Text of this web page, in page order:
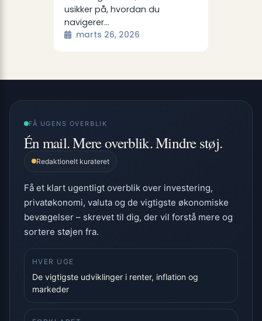
usikker på, hvordan du
navigerer…
marts 26, 2026
FÅ UGENS OVERBLIK
Én mail. Mere overblik. Mindre støj.
Redaktionelt kurateret
Få et klart ugentligt overblik over investering,
privatøkonomi, valuta og de vigtigste økonomiske
bevægelser – skrevet til dig, der vil forstå mere og
sortere støjen fra.
HVER UGE
De vigtigste udviklinger i renter, inflation og
markeder